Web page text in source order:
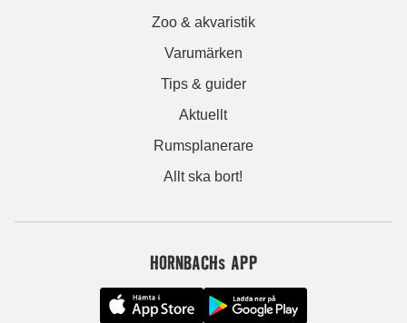
Zoo & akvaristik
Varumärken
Tips & guider
Aktuellt
Rumsplanerare
Allt ska bort!
HORNBACHs APP